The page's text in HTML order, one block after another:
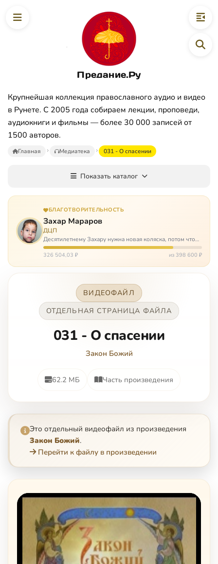
Предание.Ру
Крупнейшая коллекция православного аудио и видео
в Рунете. С 2005 года собираем лекции, проповеди,
аудиокниги и фильмы — более 30 000 записей от
1500 авторов.
Главная Медиатека 031 - О спасении
Показать каталог
БЛАГОТВОРИТЕЛЬНОСТЬ
Захар Мараров
ДЦП
Десятилетнему Захару нужна новая коляска, потом что
старая сломалась. А без коляски он не сможет не только
просто выходить из дома, но и продолжать лечение в
326 504,03 ₽ из 398 600 ₽
ВИДЕОФАЙЛ
ОТДЕЛЬНАЯ СТРАНИЦА ФАЙЛА
031 - О спасении
Закон Божий
62.2 МБ Часть произведения
Это отдельный видеофайл из произведения
Закон Божий.
Перейти к файлу в произведении